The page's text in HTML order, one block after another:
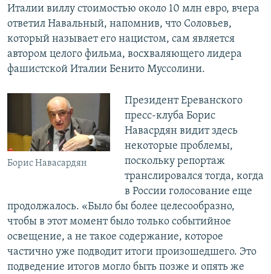
Италии виллу стоимостью около 10 млн евро, вчера
ответил Навальный, напомнив, что Соловьев,
который называет его нацистом, сам является
автором целого фильма, восхваляющего лидера
фашистской Италии Бенито Муссолини.
Борис Навасардян
Президент Ереванского
пресс-клуба Борис
Навасрдян видит здесь
некоторые проблемы,
поскольку репортаж
транслировался тогда, когда
в России голосование еще
продолжалось. «Было бы более целесообразно,
чтобы в этот момент было только событийное
освещение, а не такое содержание, которое
частично уже подводит итоги произошедшего. Это
подведение итогов могло быть позже и опять же